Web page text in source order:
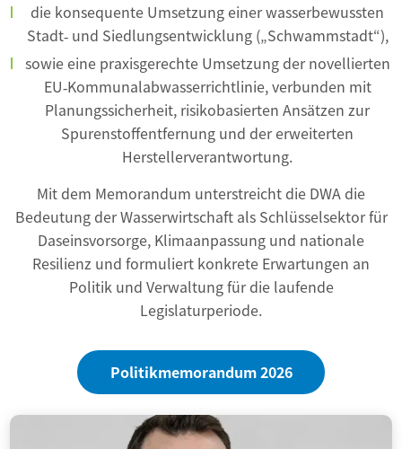
die konsequente Umsetzung einer wasserbewussten
Stadt‑ und Siedlungsentwicklung („Schwammstadt“),
sowie eine praxisgerechte Umsetzung der novellierten
EU‑Kommunalabwasserrichtlinie, verbunden mit
Planungssicherheit, risikobasierten Ansätzen zur
Spurenstoffentfernung und der erweiterten
Herstellerverantwortung.
Mit dem Memorandum unterstreicht die DWA die
Bedeutung der Wasserwirtschaft als Schlüsselsektor für
Daseinsvorsorge, Klimaanpassung und nationale
Resilienz und formuliert konkrete Erwartungen an
Politik und Verwaltung für die laufende
Legislaturperiode.
Politikmemorandum 2026